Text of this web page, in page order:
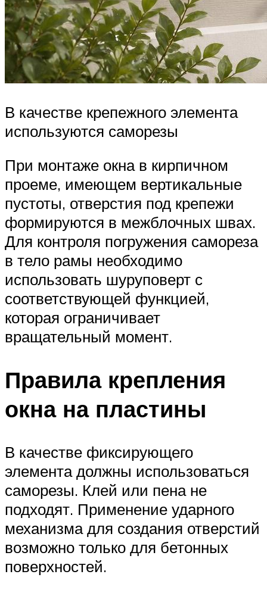
В качестве крепежного элемента
используются саморезы
При монтаже окна в кирпичном
проеме, имеющем вертикальные
пустоты, отверстия под крепежи
формируются в межблочных швах.
Для контроля погружения самореза
в тело рамы необходимо
использовать шуруповерт с
соответствующей функцией,
которая ограничивает
вращательный момент.
Правила крепления
окна на пластины
В качестве фиксирующего
элемента должны использоваться
саморезы. Клей или пена не
подходят. Применение ударного
механизма для создания отверстий
возможно только для бетонных
поверхностей.